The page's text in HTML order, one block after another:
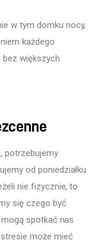
w tym domku nocy,
każdego
bez większych
potrzebujemy
od poniedziałku
nie fizycznie, to
się czego być
spotkać nas
może mieć